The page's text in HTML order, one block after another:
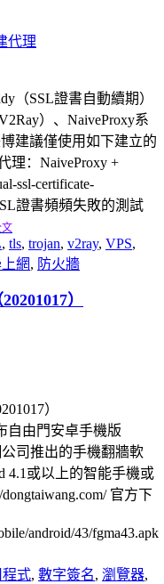
代理
）、NaiveProxy系
建議僅使用如下建立的
理：NaiveProxy +
ssl-certificate-
證書頻頻失敗的測試
文
, tls, trojan, v2ray, VPS,
網, 防火牆
）
自由門安卓手機版
司推出的手機翻牆軟
4.1或以上的智能手機或
官方下
android/43/fgma43.apk
程式, 數字簽名, 瀏覽器,